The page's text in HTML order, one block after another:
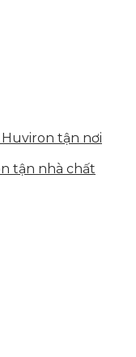
Huviron tận nơi
tận nhà chất